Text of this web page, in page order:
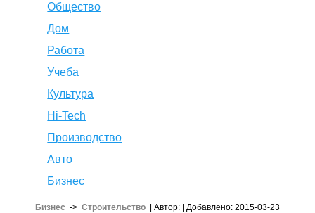
Общество
Дом
Работа
Учеба
Культура
Hi-Tech
Производство
Авто
Бизнес
Бизнес -> Строительство | Автор: | Добавлено: 2015-03-23